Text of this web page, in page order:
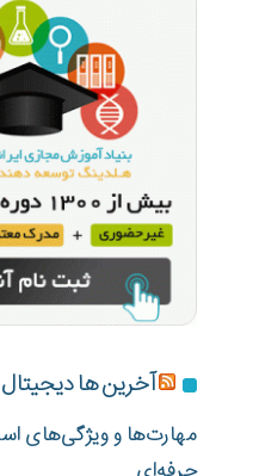
آخرین ها
مهارت‌ها و ویژگی‌های